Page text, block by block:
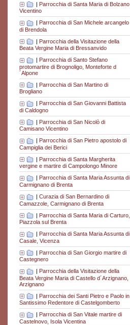
| Parrocchia di Santa Maria di Bolzano
Vicentino
| Parrocchia di San Michele arcangelo
di Brendola
| Parrocchia della Visitazione della
Beata Vergine Maria di Bressanvido
| Parrocchia di Santo Stefano
protomartire di Brognoligo, Monteforte d
´Alpone
| Parrocchia di San Martino di
Brogliano
Parrocchia di San Giovanni Battista
di Caldogno
| Parrocchia di San Nicolò di
Camisano Vicentino
Parrocchia di San Pietro apostolo di
Campiglia dei Berici
| Parrocchia di Santa Margherita
vergine e martire di Campolongo Minore
Parrocchia di Santa Maria Assunta di
Carmignano di Brenta
| Curazia di San Bernardino di
Camazzole, Carmignano di Brenta
| Parrocchia di Santa Maria di Carturo,
Piazzola sul Brenta
| Parrocchia di Santa Maria Assunta di
Casale, Vicenza
| Parrocchia di San Giorgio martire di
Castegnero
| Parrocchia della Visitazione della
Beata Vergine Maria di Castello d´Arzignano,
Arzignano
| Parrocchia dei Santi Pietro e Paolo in
Santissimo Redentore di Castelgomberto
Parrocchia di San Vitale martire di
Castelnovo, Isola Vicentina